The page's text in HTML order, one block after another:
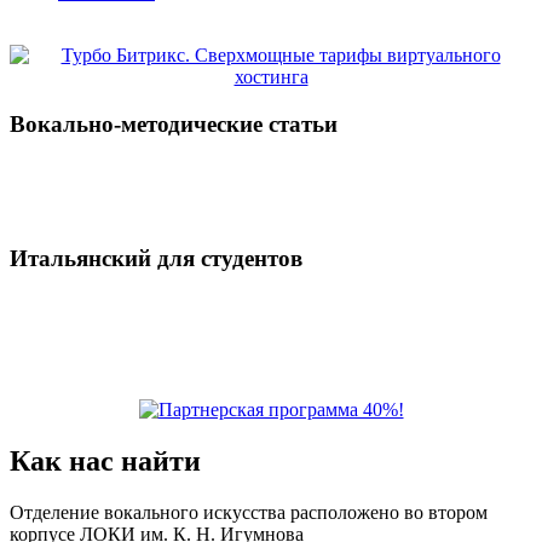
Вокально-методические статьи
Итальянский для студентов
Как нас найти
Отделение вокального искусства расположено во втором
корпусе ЛОКИ им. К. Н. Игумнова